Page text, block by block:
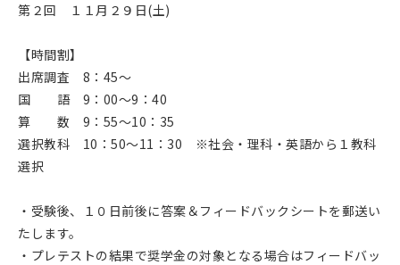
第２回 １１月２９日(土)
【時間割】
出席調査 8：45～
国 語 9：00～9：40
算 数 9：55～10：35
選択教科 10：50～11：30 ※社会・理科・英語から１教科
選択
・受験後、１０日前後に答案＆フィードバックシートを郵送い
たします。
・プレテストの結果で奨学金の対象となる場合はフィードバッ